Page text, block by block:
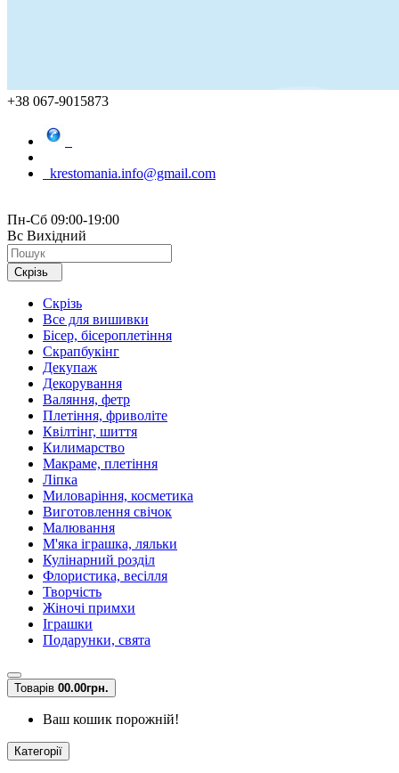
+38 067-9015873
krestomania.info@gmail.com
Пн-Сб 09:00-19:00
Вс Вихідний
Скрізь
Скрізь
Все для вишивки
Бісер, бісероплетіння
Скрапбукінг
Декупаж
Декорування
Валяння, фетр
Плетіння, фриволіте
Квілтінг, шиття
Килимарство
Макраме, плетіння
Ліпка
Миловаріння, косметика
Виготовлення свічок
Малювання
М'яка іграшка, ляльки
Кулінарний розділ
Флористика, весілля
Творчість
Жіночі примхи
Іграшки
Подарунки, свята
Товарів 00.00грн.
Ваш кошик порожній!
Категорії